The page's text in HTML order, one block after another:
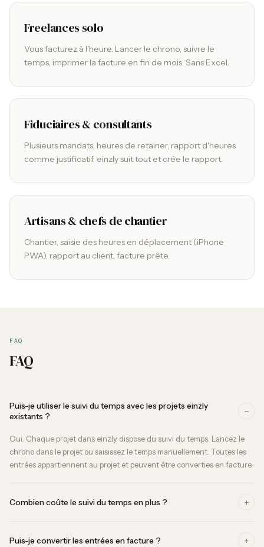
Freelances solo
Vous facturez à l'heure. Lancer le chrono, suivre le
temps, imprimer la facture en fin de mois. Sans Excel.
Fiduciaires & consultants
Plusieurs mandats, heures de retainer, rapport d'heures
comme justificatif. einzly suit tout et crée le rapport.
Artisans & chefs de chantier
Chantier, saisie des heures en déplacement (iPhone
PWA), rapport au client, facture prête.
FAQ
FAQ
Puis-je utiliser le suivi du temps avec les projets einzly
existants ?
−
Oui. Chaque projet dans einzly dispose du suivi du temps. Lancez le
chrono dans le projet ou saisissez le temps manuellement. Toutes les
entrées appartiennent au projet et peuvent être converties en facture.
Combien coûte le suivi du temps en plus ? +
Puis-je convertir les entrées en facture ? +